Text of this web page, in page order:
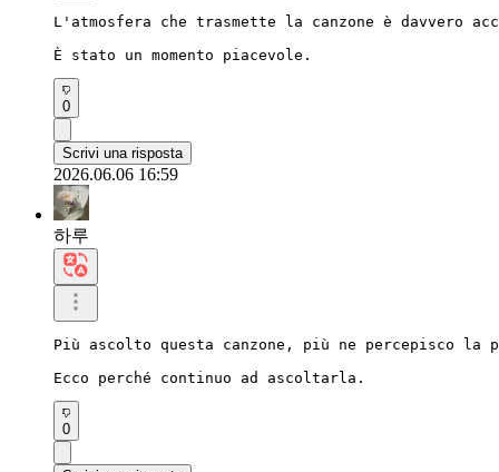
L'atmosfera che trasmette la canzone è davvero
È stato un momento piacevole.
0
Scrivi una risposta
2026.06.06 16:59
하루
Più ascolto questa canzone, più ne percepisco la
Ecco perché continuo ad ascoltarla.
0